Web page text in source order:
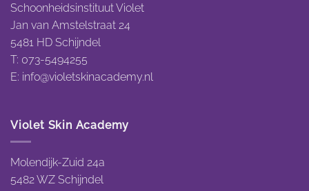
Schoonheidsinstituut Violet
Jan van Amstelstraat 24
5481 HD Schijndel
T: 073-5494255
E: info@violetskinacademy.nl
Violet Skin Academy
Molendijk-Zuid 24a
5482 WZ Schijndel